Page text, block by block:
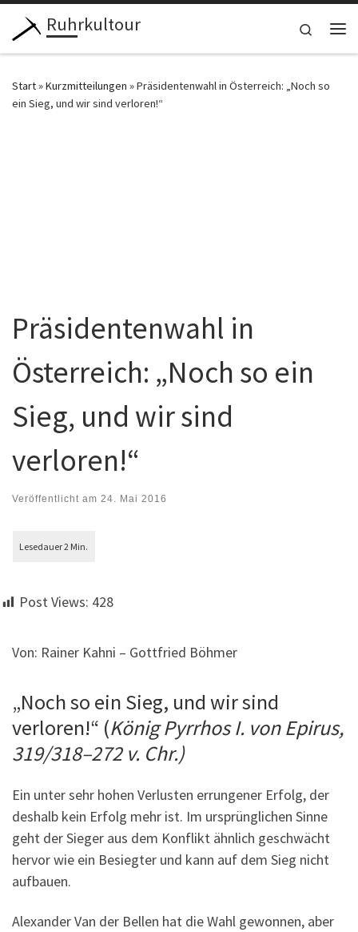
Zum Inhalt springen
Ruhrkultour
Search
Start»Kurzmitteilungen »Präsidentenwahl in Österreich: „Noch so
ein Sieg, und wir sind verloren!“
Präsidentenwahl in
Österreich: „Noch so ein
Sieg, und wir sind
verloren!“
Veröffentlicht am 24. Mai 2016
Post Views: 428
Von: Rainer Kahni – Gottfried Böhmer
„Noch so ein Sieg, und wir sind
verloren!“ (König Pyrrhos I. von Epirus,
319/318–272 v. Chr.)
Ein unter sehr hohen Verlusten errungener Erfolg, der
deshalb kein Erfolg mehr ist. Im ursprünglichen Sinne
geht der Sieger aus dem Konflikt ähnlich geschwächt
hervor wie ein Besiegter und kann auf dem Sieg nicht
aufbauen.
Alexander Van der Bellen hat die Wahl gewonnen, aber